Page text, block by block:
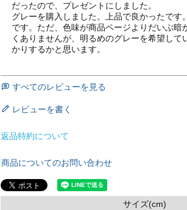
だったので、プレゼントにしました。
グレーを購入しました。上品で良かったです
です。ただ、色味が商品ページよりだいぶ暗
くありませんが、明るめのグレーを希望して
かりするかと思います。
すべてのレビューを見る
レビューを書く
返品特約について
商品についてのお問い合わせ
サイズ(cm)